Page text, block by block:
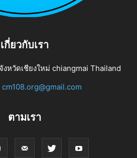
เกี่ยวกับเรา
งหวัดเชียงใหม่ chiangmai Thailand
cm108.org@gmail.com
ตามเรา